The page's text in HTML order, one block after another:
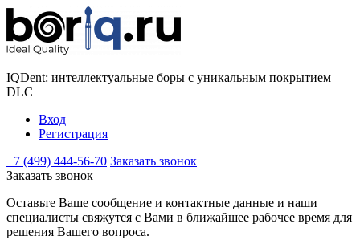
IQDent: интеллектуальные боры с уникальным покрытием
DLC
Вход
Регистрация
+7 (499) 444-56-70 Заказать звонок
Заказать звонок
Оставьте Ваше сообщение и контактные данные и наши
специалисты свяжутся с Вами в ближайшее рабочее время для
решения Вашего вопроса.